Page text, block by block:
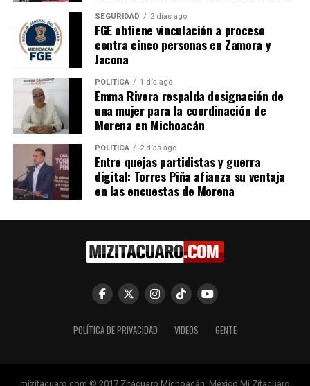
Me gusta esto:
Relacionado
Michoacán logra ciclos
escolares completos bajo el
Ramírez Bedolla
Imparte FGE charla en
materia de acoso escolar,
del uso de drogas dirigida a
SEGURIDAD 2 días ago
FGE obtiene vinculación a proceso
contra cinco personas en Zamora y
Jacona
POLÍTICA 1 día ago
Emma Rivera respalda designación de
una mujer para la coordinación de
Morena en Michoacán
POLÍTICA 2 días ago
Entre quejas partidistas y guerra
digital: Torres Piña afianza su ventaja
en las encuestas de Morena
POLÍTICA DE PRIVACIDAD VIDEOS GENTE
mizitacuaro.com © 2017 Zitácuaro Michoacán. México Mi Zitacuaro